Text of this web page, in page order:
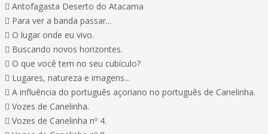
 Antofagasta Deserto do Atacama
 Para ver a banda passar...
 O lugar onde eu vivo.
 Buscando novos horizontes.
 O que você tem no seu cubículo?
 Lugares, natureza e imagens...
 A influência do português açoriano no português de Canelinha.
 Vozes de Canelinha.
 Vozes de Canelinha nº 4.